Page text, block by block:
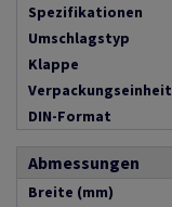
Spezifikationen
Umschlagstyp
Klappe
Verpackungseinheit
DIN-Format
Abmessungen
Breite (mm)